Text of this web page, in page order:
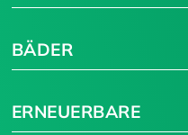
BÄDER
ERNEUERBARE